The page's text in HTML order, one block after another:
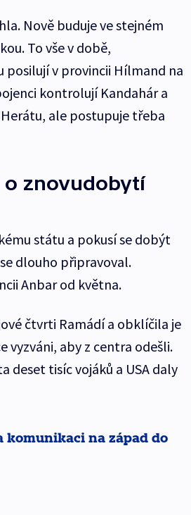
Nově buduje ve stejném
To vše v době,
posilují v provincii Hílmand na
kontrolují Kandahár a
ale postupuje třeba
znovudobytí
státu a pokusí se dobýt
dlouho připravoval.
Anbar od května.
čtvrti Ramádí a obklíčila je
vyzváni, aby z centra odešli.
deset tisíc vojáků a USA daly
komunikaci na západ do